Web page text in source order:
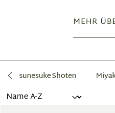
MEHR
Tsunesuke Shoten